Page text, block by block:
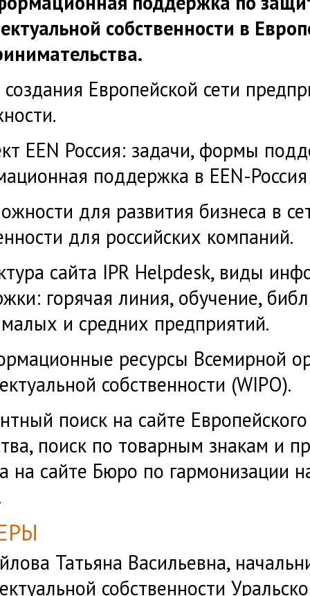
собственности в
Европейской сети
EEN Россия: задачи, формы
поддержка в EEN-Россия
для развития бизнеса в
для российских компаний.
сайта IPR Helpdesk, виды
горячая линия, обучение,
и средних предприятий.
ресурсы Всемирной
собственности (WIPO).
поиск на сайте
поиск по товарным знакам и
на сайте Бюро по гармонизации
Татьяна Васильевна,
собственности